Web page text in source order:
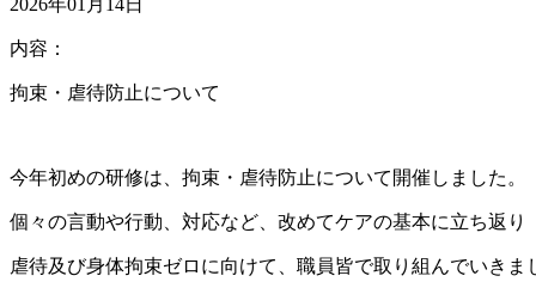
2026年01月14日
内容：
拘束・虐待防止について
今年初めの研修は、拘束・虐待防止について開催しました。
個々の言動や行動、対応など、改めてケアの基本に立ち返り
虐待及び身体拘束ゼロに向けて、職員皆で取り組んでいきま